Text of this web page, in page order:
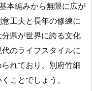
本編みから無限に広が
工夫と長年の修練に
県が世界に誇る文化
のライフスタイルに
れており、別府竹細
ことでしょう。